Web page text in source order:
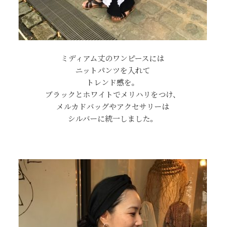
ミディアム丈のワンピースには
ニットパンツを入れて
トレンド感を。
ブラックとホワイトでメリハリをつけ、
メルカドバッグやアクセサリーは
シルバーに統一しました。